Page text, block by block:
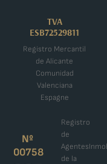
TVA
ESB72529811
Registro Mercantil
de Alicante
Comunidad
Valenciana
Espagne
Nº
00758
Registro
de
de la